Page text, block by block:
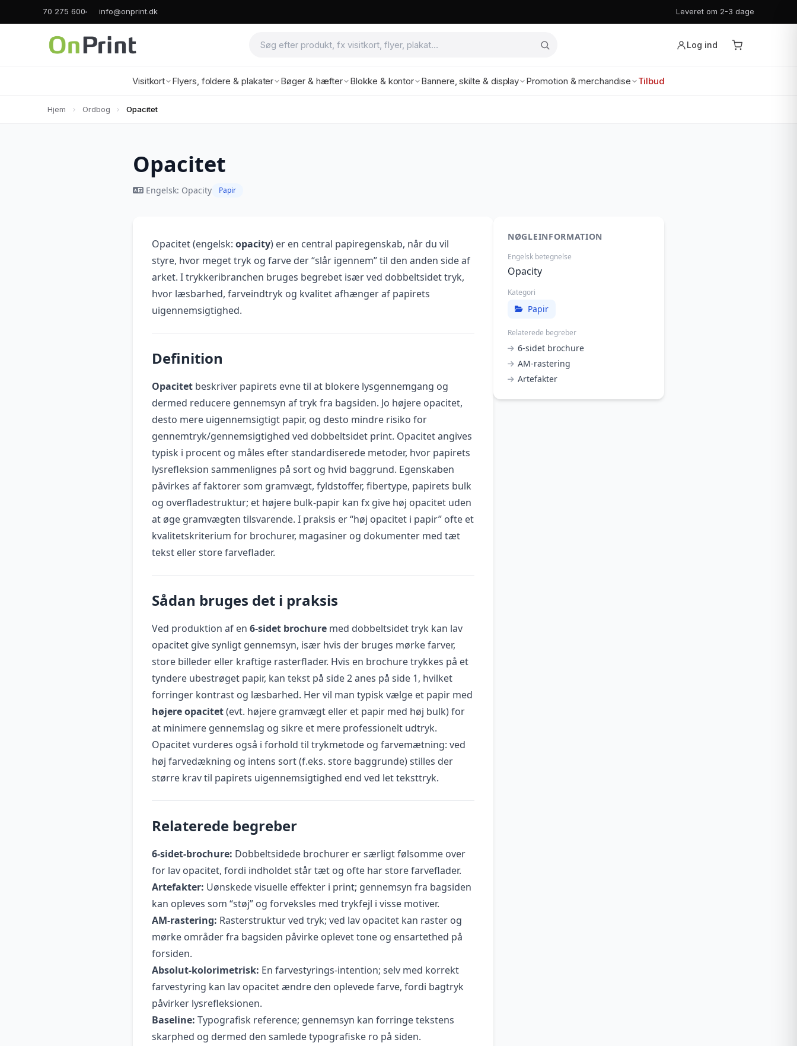
70 275 600 info@onprint.dk Leveret om 2-3 dage
Log ind
Visitkort Flyers, foldere & plakater Bøger & hæfter Blokke & kontor Bannere, skilte & display Promotion & merchandise Tilbud
Hjem Ordbog Opacitet
Opacitet
Engelsk: Opacity Papir
Opacitet (engelsk: opacity) er en central papiregenskab, når du vil
styre, hvor meget tryk og farve der “slår igennem” til den anden side af
arket. I trykkeribranchen bruges begrebet især ved dobbeltsidet tryk,
hvor læsbarhed, farveindtryk og kvalitet afhænger af papirets
uigennemsigtighed.
Definition
Opacitet beskriver papirets evne til at blokere lysgennemgang og
dermed reducere gennemsyn af tryk fra bagsiden. Jo højere opacitet,
desto mere uigennemsigtigt papir, og desto mindre risiko for
gennemtryk/gennemsigtighed ved dobbeltsidet print. Opacitet angives
typisk i procent og måles efter standardiserede metoder, hvor papirets
lysrefleksion sammenlignes på sort og hvid baggrund. Egenskaben
påvirkes af faktorer som gramvægt, fyldstoffer, fibertype, papirets bulk
og overfladestruktur; et højere bulk-papir kan fx give høj opacitet uden
at øge gramvægten tilsvarende. I praksis er “høj opacitet i papir” ofte et
kvalitetskriterium for brochurer, magasiner og dokumenter med tæt
tekst eller store farveflader.
Sådan bruges det i praksis
Ved produktion af en 6-sidet brochure med dobbeltsidet tryk kan lav
opacitet give synligt gennemsyn, især hvis der bruges mørke farver,
store billeder eller kraftige rasterflader. Hvis en brochure trykkes på et
tyndere ubestrøget papir, kan tekst på side 2 anes på side 1, hvilket
forringer kontrast og læsbarhed. Her vil man typisk vælge et papir med
højere opacitet(evt. højere gramvægt eller et papir med høj bulk) for
at minimere gennemslag og sikre et mere professionelt udtryk.
Opacitet vurderes også i forhold til trykmetode og farvemætning: ved
høj farvedækning og intens sort (f.eks. store baggrunde) stilles der
større krav til papirets uigennemsigtighed end ved let teksttryk.
Relaterede begreber
6-sidet-brochure: Dobbeltsidede brochurer er særligt følsomme over
for lav opacitet, fordi indholdet står tæt og ofte har store farveflader.
Artefakter: Uønskede visuelle effekter i print; gennemsyn fra bagsiden
kan opleves som “støj” og forveksles med trykfejl i visse motiver.
AM-rastering: Rasterstruktur ved tryk; ved lav opacitet kan raster og
mørke områder fra bagsiden påvirke oplevet tone og ensartethed på
forsiden.
Absolut-kolorimetrisk: En farvestyrings-intention; selv med korrekt
farvestyring kan lav opacitet ændre den oplevede farve, fordi bagtryk
påvirker lysrefleksionen.
Baseline: Typografisk reference; gennemsyn kan forringe tekstens
skarphed og dermed den samlede typografiske ro på siden.
NØGLEINFORMATION
Engelsk betegnelse
Opacity
Kategori
Papir
Relaterede begreber
6-sidet brochure
AM-rastering
Artefakter